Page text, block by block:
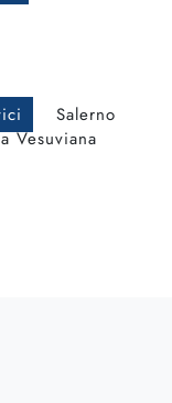
Salerno
Vesuviana